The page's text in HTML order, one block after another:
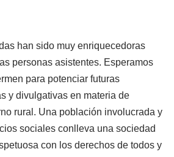
han sido muy enriquecedoras
personas asistentes. Esperamos
para potenciar futuras
y divulgativas en materia de
rural. Una población involucrada y
sociales conlleva una sociedad
con los derechos de todos y